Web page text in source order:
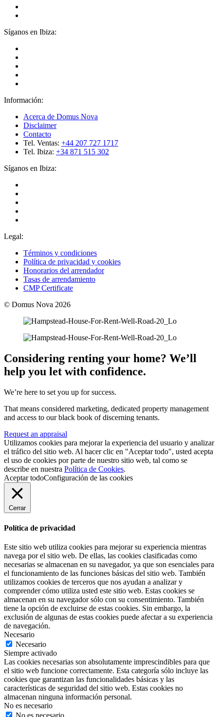
Síganos en Ibiza:
Información:
Acerca de Domus Nova
Disclaimer
Contacto
Tel. Ventas: +44 207 727 1717
Tel. Ibiza: +34 871 515 302
Síganos en Ibiza:
Legal:
Términos y condiciones
Política de privacidad y cookies
Honorarios del arrendador
Tasas de arrendamiento
CMP Certificate
© Domus Nova 2026
Considering renting your home? We’ll
help you let with confidence.
We’re here to set you up for success.
That means considered marketing, dedicated property management
and access to our black book of discerning tenants.
Request an appraisal
Utilizamos cookies para mejorar la experiencia del usuario y analizar
el tráfico del sitio web. Al hacer clic en "Aceptar todo", usted acepta
el uso de cookies por parte de nuestro sitio web, tal como se
describe en nuestra Política de Cookies.
Aceptar todoConfiguración de las cookies
Cerrar
Política de privacidad
Este sitio web utiliza cookies para mejorar su experiencia mientras
navega por el sitio web. De ellas, las cookies clasificadas como
necesarias se almacenan en su navegador, ya que son esenciales para
el funcionamiento de las funciones básicas del sitio web. También
utilizamos cookies de terceros que nos ayudan a analizar y
comprender cómo utiliza usted este sitio web. Estas cookies se
almacenan en su navegador sólo con su consentimiento. También
tiene la opción de excluirse de estas cookies. Sin embargo, la
exclusión de algunas de estas cookies puede afectar a su experiencia
de navegación.
Necesario
Necesario
Siempre activado
Las cookies necesarias son absolutamente imprescindibles para que
el sitio web funcione correctamente. Esta categoría sólo incluye las
cookies que garantizan las funcionalidades básicas y las
características de seguridad del sitio web. Estas cookies no
almacenan ninguna información personal.
No es necesario
No es necesario